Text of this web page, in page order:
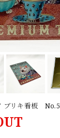
ブリキ看板 No.5